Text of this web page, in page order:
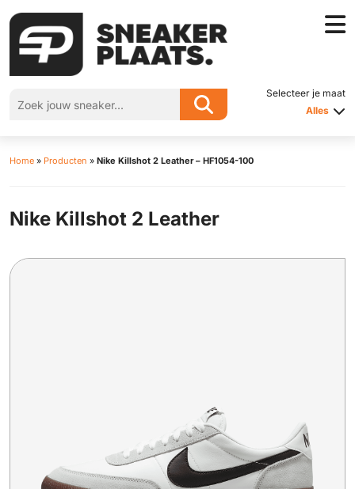
Selecteer je maat
Alles
Home » Producten » Nike Killshot 2 Leather – HF1054-100
Nike Killshot 2 Leather